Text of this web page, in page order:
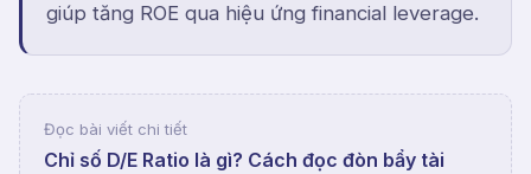
giúp tăng ROE qua hiệu ứng financial leverage.
Đọc bài viết chi tiết
Chỉ số D/E Ratio là gì? Cách đọc đòn bẩy tài